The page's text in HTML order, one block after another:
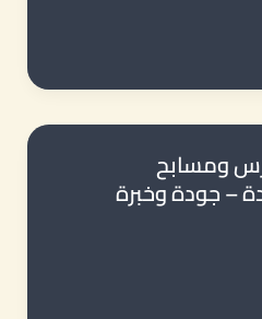
ومسابح
– جودة وخبرة